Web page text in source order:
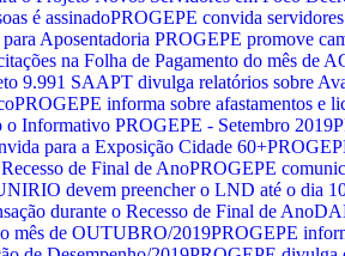
é assinadoPROGEPE convida
Aposentadoria PROGEPE promove
na Folha de Pagamento do mês de
9.991 SAAPT divulga relatórios sobre
PROGEPE informa sobre afastamentos e
Informativo PROGEPE - Setembro 2019
para a Exposição Cidade 60+
de Final de AnoPROGEPE
devem preencher o LND até o dia
durante o Recesso de Final de Ano
mês de OUTUBRO/2019PROGEPE